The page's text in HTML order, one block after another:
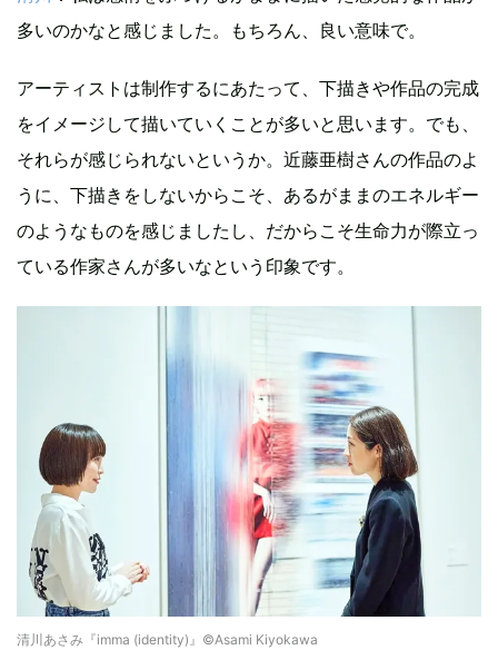
多いのかなと感じました。もちろん、良い意味で。
アーティストは制作するにあたって、下描きや作品の完成
をイメージして描いていくことが多いと思います。でも、
それらが感じられないというか。近藤亜樹さんの作品のよ
うに、下描きをしないからこそ、あるがままのエネルギー
のようなものを感じましたし、だからこそ生命力が際立っ
ている作家さんが多いなという印象です。
清川あさみ『imma (identity)』©️Asami Kiyokawa